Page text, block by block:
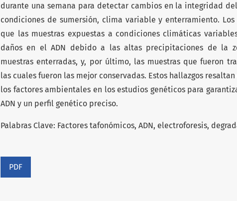
durante una semana para detectar cambios en la integridad
condiciones de sumersión, clima variable y enterramiento.
que las muestras expuestas a condiciones climáticas
daños en el ADN debido a las altas precipitaciones de la
muestras enterradas, y, por último, las muestras que fueron
las cuales fueron las mejor conservadas. Estos hallazgos
los factores ambientales en los estudios genéticos para
ADN y un perfil genético preciso.
Palabras Clave: Factores tafonómicos, ADN, electroforesis,
PDF